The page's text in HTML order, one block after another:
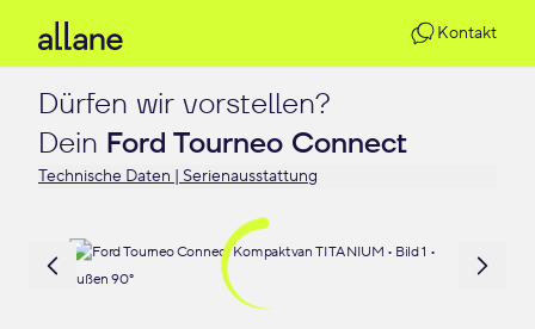
Kontakt
Dürfen wir vorstellen?
Dein Ford Tourneo Connect
Technische Daten | Serienausstattung